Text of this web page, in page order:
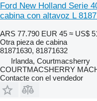
Ford New Holland Serie
cabina con altavoz L
ARS 77.790 EUR 45 ≈ US$
Otra pieza de cabina
81871630, 81871632
Irlanda, Courtmacsherry
COURTMACSHERRY
Contacte con el vendedor